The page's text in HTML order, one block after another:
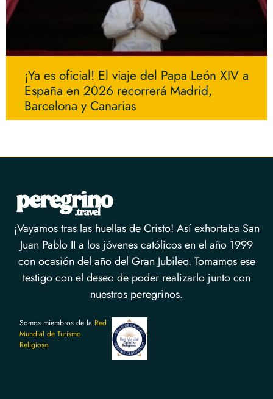
¡Ya es oficial! El viaje del Papa León XIV a
España en 2026 recorrerá Madrid,
Barcelona y Canarias
¡Vayamos tras las huellas de Cristo! Así exhortaba San
Juan Pablo II a los jóvenes católicos en el año 1999
con ocasión del año del Gran Jubileo. Tomamos ese
testigo con el deseo de poder realizarlo junto con
nuestros peregrinos.
Somos miembros de la Red
Mundial de Turismo
Religioso